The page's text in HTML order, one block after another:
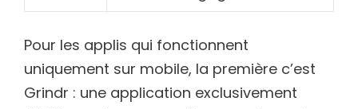
Pour les applis qui fonctionnent
uniquement sur mobile, la première c’est
Grindr : une application exclusivement